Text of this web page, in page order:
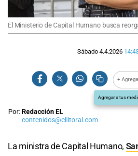
El Ministerio de Capital Humano busca
Sábado 4.4.2026
+
Agregar a tus
Por:Redacción EL
contenidos@ellitoral.com
La ministra de Capital Humano,